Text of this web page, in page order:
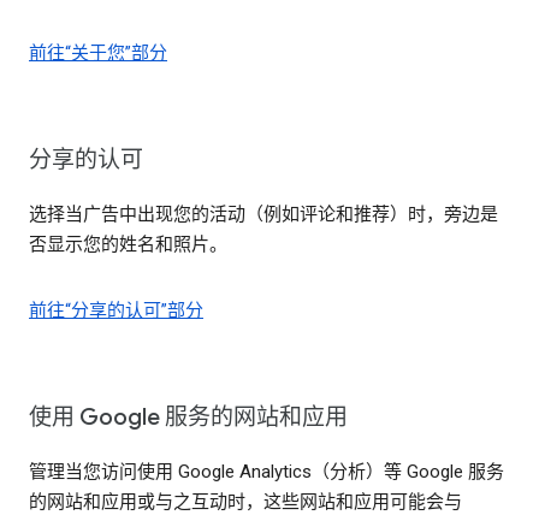
前往“关于您”部分
分享的认可
选择当广告中出现您的活动（例如评论和推荐）时，旁边是
否显示您的姓名和照片。
前往“分享的认可”部分
使用 Google 服务的网站和应用
管理当您访问使用 Google Analytics（分析）等 Google 服务
的网站和应用或与之互动时，这些网站和应用可能会与